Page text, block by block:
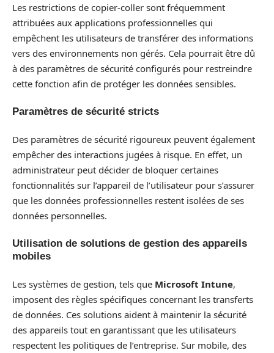
Les restrictions de copier-coller sont fréquemment
attribuées aux applications professionnelles qui
empêchent les utilisateurs de transférer des informations
vers des environnements non gérés. Cela pourrait être dû
à des paramètres de sécurité configurés pour restreindre
cette fonction afin de protéger les données sensibles.
Paramètres de sécurité stricts
Des paramètres de sécurité rigoureux peuvent également
empêcher des interactions jugées à risque. En effet, un
administrateur peut décider de bloquer certaines
fonctionnalités sur l’appareil de l’utilisateur pour s’assurer
que les données professionnelles restent isolées de ses
données personnelles.
Utilisation de solutions de gestion des appareils
mobiles
Les systèmes de gestion, tels que Microsoft Intune,
imposent des règles spécifiques concernant les transferts
de données. Ces solutions aident à maintenir la sécurité
des appareils tout en garantissant que les utilisateurs
respectent les politiques de l’entreprise. Sur mobile, des